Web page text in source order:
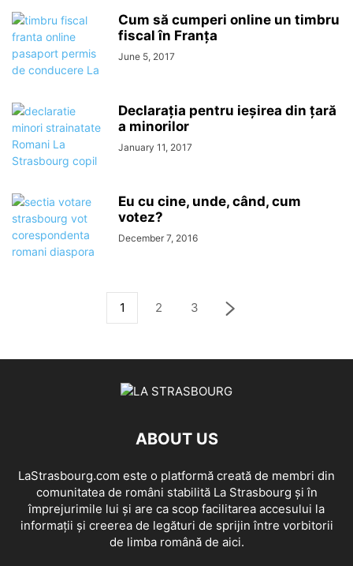
Cum să cumperi online un timbru
fiscal în Franța
June 5, 2017
Declarația pentru ieșirea din țară
a minorilor
January 11, 2017
Eu cu cine, unde, când, cum
votez?
December 7, 2016
1 2 3
ABOUT US
LaStrasbourg.com este o platformă creată de membri din
comunitatea de români stabilită La Strasbourg și în
împrejurimile lui și are ca scop facilitarea accesului la
informații și creerea de legături de sprijin între vorbitorii
de limba română de aici.